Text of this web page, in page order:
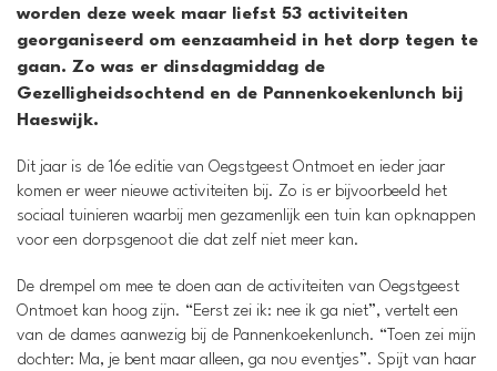
worden deze week maar liefst 53 activiteiten
georganiseerd om eenzaamheid in het dorp tegen te
gaan. Zo was er dinsdagmiddag de
Gezelligheidsochtend en de Pannenkoekenlunch bij
Haeswijk.
Dit jaar is de 16e editie van Oegstgeest Ontmoet en ieder jaar
komen er weer nieuwe activiteiten bij. Zo is er bijvoorbeeld het
sociaal tuinieren waarbij men gezamenlijk een tuin kan opknappen
voor een dorpsgenoot die dat zelf niet meer kan.
De drempel om mee te doen aan de activiteiten van Oegstgeest
Ontmoet kan hoog zijn. “Eerst zei ik: nee ik ga niet”, vertelt een
van de dames aanwezig bij de Pannenkoekenlunch. “Toen zei mijn
dochter: Ma, je bent maar alleen, ga nou eventjes”. Spijt van haar